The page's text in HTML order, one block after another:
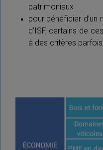
patrimoniaux
pour bénéficier d’un
d’ISF, certains de
à des critères